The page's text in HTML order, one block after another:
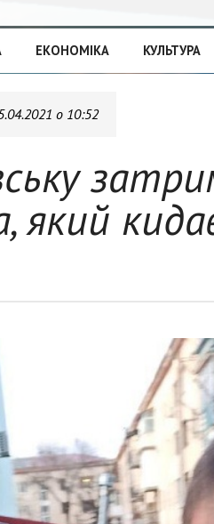
ЕКОНОМІКА КУЛЬТУРА
о 10:52
який